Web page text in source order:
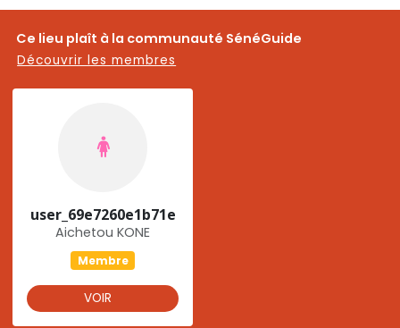
Ce lieu plaît à la communauté SénéGuide
Découvrir les membres
user_69e7260e1b71e
Aichetou KONE
Membre
VOIR